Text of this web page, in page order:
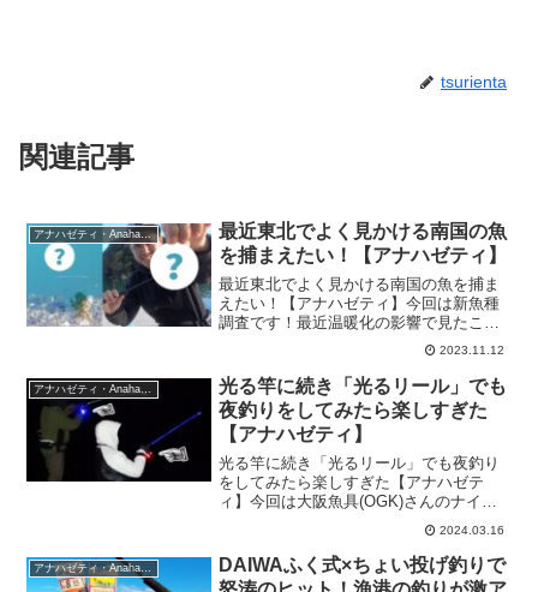
tsurienta
関連記事
アナハゼティ・Anahazeti
最近東北でよく見かける南国の魚
を捕まえたい！【アナハゼティ】
最近東北でよく見かける南国の魚を捕ま
えたい！【アナハゼティ】今回は新魚種
調査です！最近温暖化の影響で見たこと
のない魚が釣れてますので、それを狙っ
て釣ってみたいと思います。今回のアナ
ハゼティは『最近東北でよく見かける南
国の魚を捕まえたい！』の...
2023.11.12
アナハゼティ・Anahazeti
光る竿に続き「光るリール」でも
夜釣りをしてみたら楽しすぎた
【アナハゼティ】
光る竿に続き「光るリール」でも夜釣り
をしてみたら楽しすぎた【アナハゼテ
ィ】今回は大阪魚具(OGK)さんのナイト
スピン3を使って2月の極寒の夜釣りを楽
しみました！！ナイトセーバーとの組み
合わせて使うと夜でもピカピカです笑寒
すぎてテンションがお...
2024.03.16
アナハゼティ・Anahazeti
DAIWAふく式×ちょい投げ釣りで